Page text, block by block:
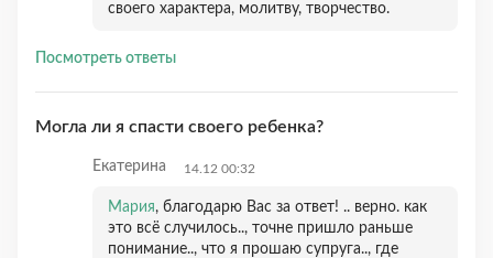
своего характера, молитву, творчество.
Посмотреть ответы
Могла ли я спасти своего ребенка?
Екатерина 14.12 00:32
Мария, благодарю Вас за ответ! .. верно. как
это всё случилось.., точне пришло раньше
понимание.., что я прошаю супруга.., где